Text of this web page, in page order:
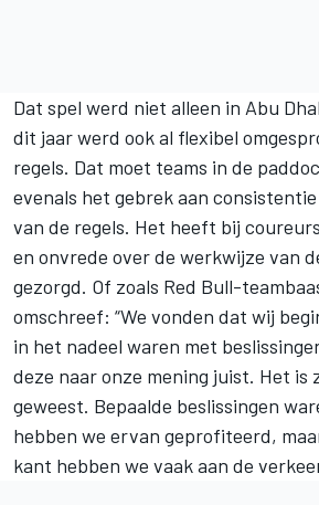
Dat spel werd niet alleen in Abu
dit jaar werd ook al flexibel
regels. Dat moet teams in de
evenals het gebrek aan
van de regels. Het heeft bij
en onvrede over de werkwijze van
gezorgd. Of zoals Red Bull-
omschreef: “We vonden dat wij
in het nadeel waren met
deze naar onze mening juist. Het is
geweest. Bepaalde beslissingen
hebben we ervan geprofiteerd,
kant hebben we vaak aan de